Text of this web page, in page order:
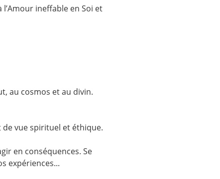
l’Amour ineffable en Soi et
au cosmos et au divin.
de vue spirituel et éthique.
en conséquences. Se
expériences...